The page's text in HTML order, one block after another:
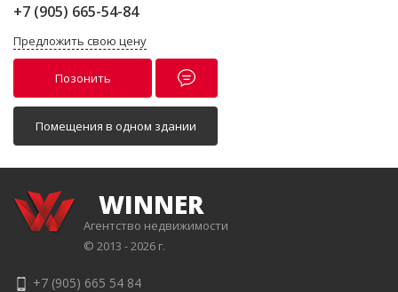
+7 (905) 665-54-84
Предложить свою цену
Позонить
Помещения в одном здании
WINNER
Агентство недвижимости
© 2013 - 2026 г.
+7 (905) 665 54 84